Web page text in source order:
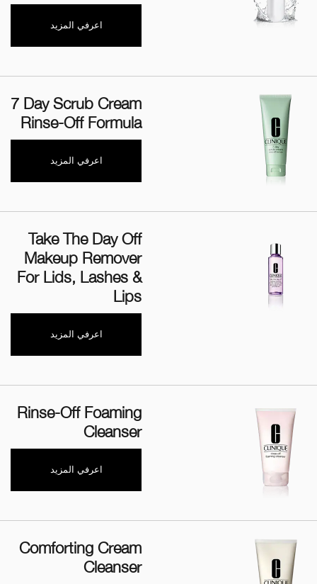
اعرفي المزيد
‎7 Day Scrub Cream
Rinse-Off Formula
اعرفي المزيد
Take The Day Off
Makeup Remover
For Lids, Lashes &
Lips
اعرفي المزيد
Rinse-Off Foaming
Cleanser
اعرفي المزيد
Comforting Cream
Cleanser